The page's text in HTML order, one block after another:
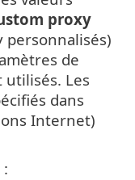
proxy
personnalisés)
de
Les
dans
Internet)